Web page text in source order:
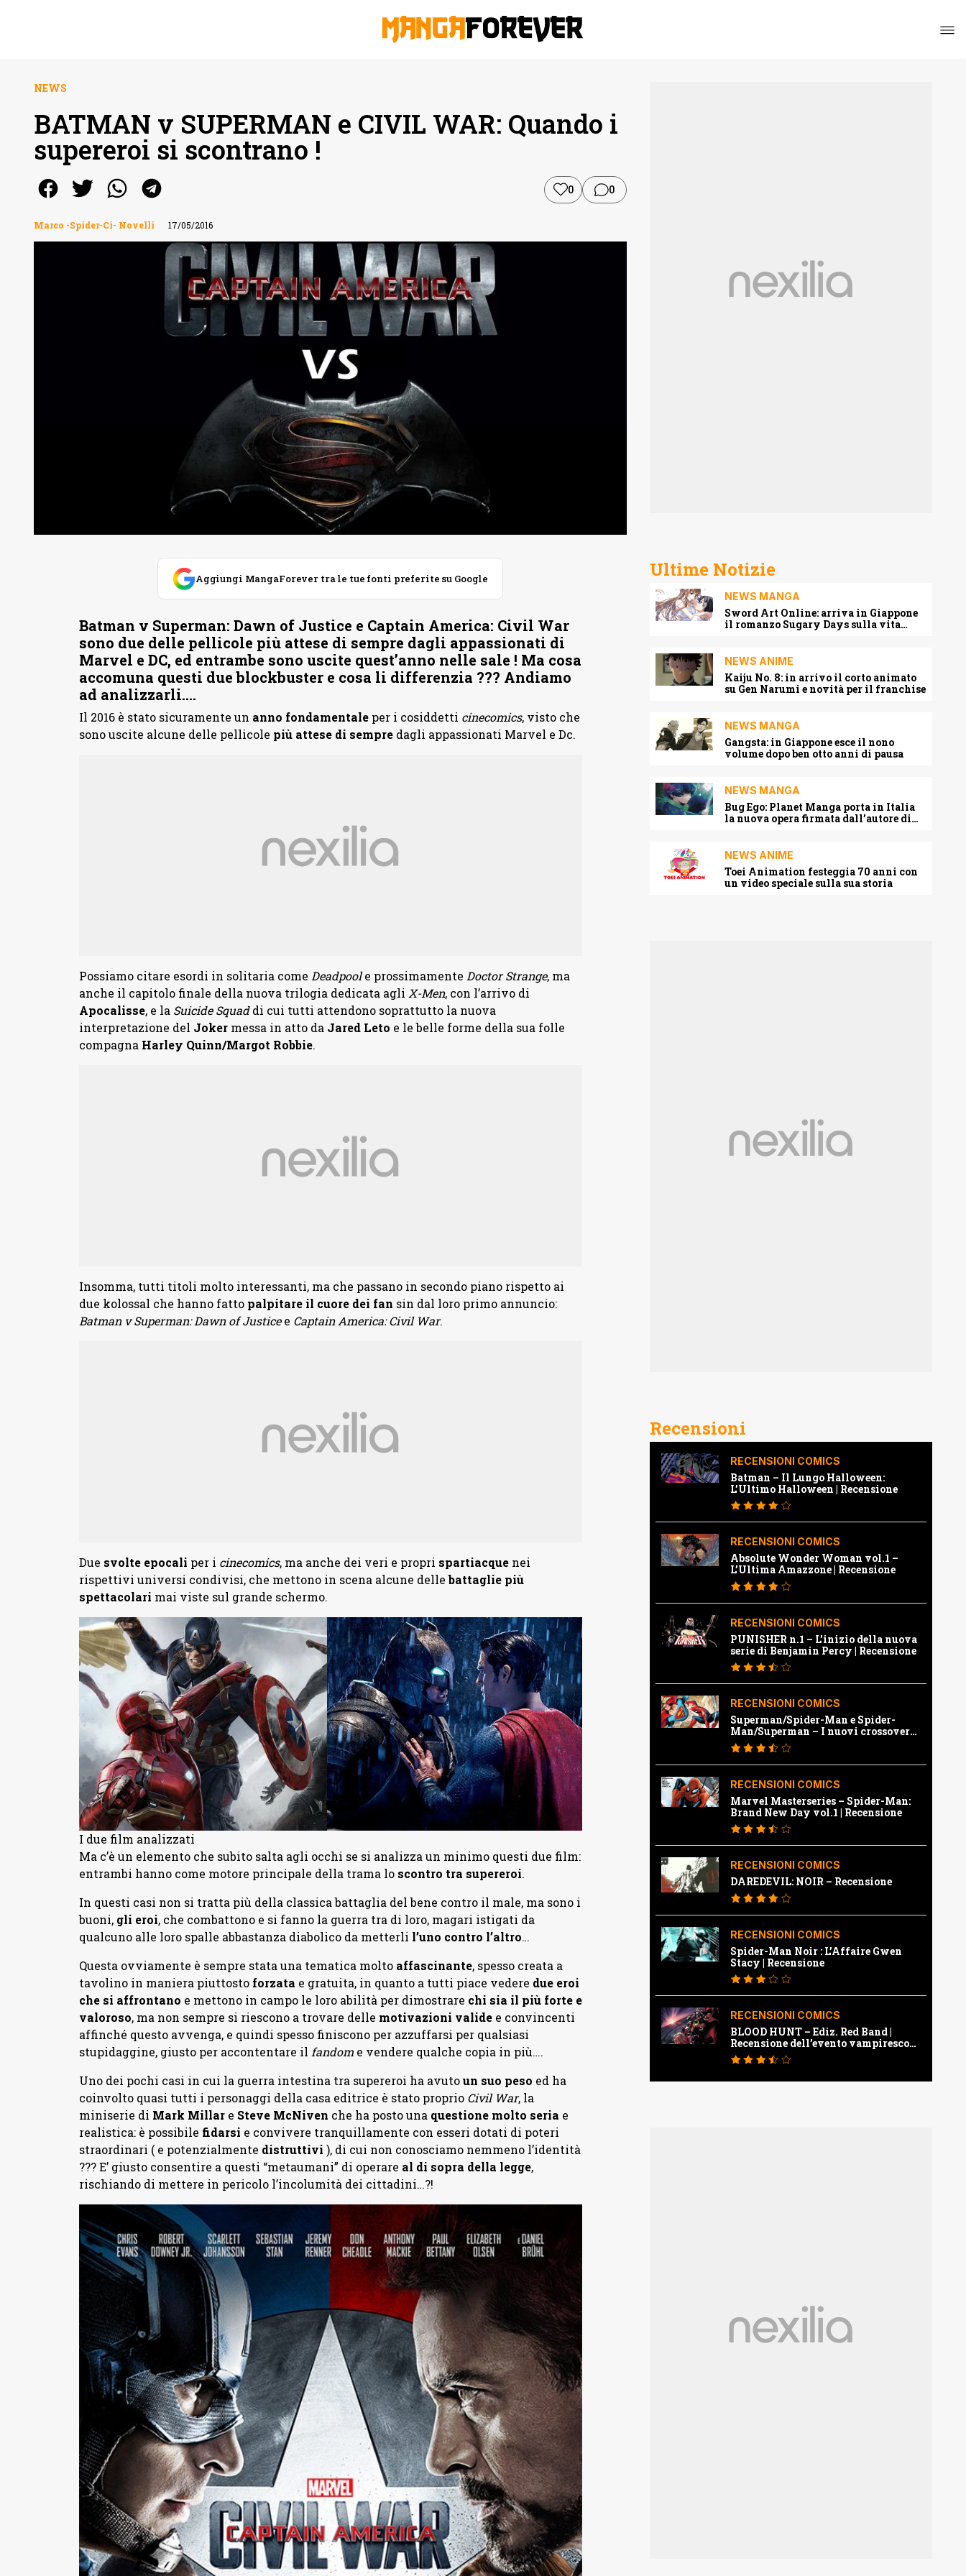
NEWS
BATMAN v SUPERMAN e CIVIL WAR: Quando i
supereroi si scontrano !
0 0
Marco -Spider-Ci- Novelli 17/05/2016
Aggiungi MangaForever tra le tue fonti preferite su Google
Batman v Superman: Dawn of Justice e Captain America: Civil War
sono due delle pellicole più attese di sempre dagli appassionati di
Marvel e DC, ed entrambe sono uscite quest’anno nelle sale ! Ma cosa
accomuna questi due blockbuster e cosa li differenzia ??? Andiamo
ad analizzarli….
Il 2016 è stato sicuramente un anno fondamentale per i cosiddetti cinecomics, visto che
sono uscite alcune delle pellicole più attese di sempre dagli appassionati Marvel e Dc.
Possiamo citare esordi in solitaria come Deadpoole prossimamente Doctor Strange, ma
anche il capitolo finale della nuova trilogia dedicata agli X-Men, con l’arrivo di
Apocalisse, e la Suicide Squaddi cui tutti attendono soprattutto la nuova
interpretazione del Jokermessa in atto da Jared Leto e le belle forme della sua folle
compagna Harley Quinn/Margot Robbie.
Insomma, tutti titoli molto interessanti, ma che passano in secondo piano rispetto ai
due kolossal che hanno fatto palpitare il cuore dei fan sin dal loro primo annuncio:
Batman v Superman: Dawn of Justicee Captain America: Civil War.
Due svolte epocali per i cinecomics, ma anche dei veri e propri spartiacquenei
rispettivi universi condivisi, che mettono in scena alcune dellebattaglie più
spettacolari mai viste sul grande schermo.
I due film analizzati
Ma c’è un elemento che subito salta agli occhi se si analizza un minimo questi due film:
entrambi hanno come motore principale della trama lo scontro tra supereroi.
In questi casi non si tratta più della classica battaglia del bene contro il male, ma sono i
buoni, gli eroi, che combattono e si fanno la guerra tra di loro, magari istigati da
qualcuno alle loro spalle abbastanza diabolico da metterli l’uno contro l’altro…
Questa ovviamente è sempre stata una tematica molto affascinante, spesso creata a
tavolino in maniera piuttostoforzata e gratuita, in quanto a tutti piace vedere due eroi
che si affrontano e mettono in campo le loro abilità per dimostrare chi sia il più forte e
valoroso, ma non sempre si riescono a trovare delle motivazioni validee convincenti
affinché questo avvenga, e quindi spesso finiscono per azzuffarsi per qualsiasi
stupidaggine, giusto per accontentare il fandome vendere qualche copia in più….
Uno dei pochi casi in cui la guerra intestina tra supereroi ha avutoun suo peso ed ha
coinvolto quasi tutti i personaggi della casa editrice è stato proprio Civil War, la
miniserie di Mark Millar e Steve McNiven che ha posto una questione molto seria e
realistica: è possibile fidarsi e convivere tranquillamente con esseri dotati di poteri
straordinari ( e potenzialmente distruttivi ), di cui non conosciamo nemmeno l’identità
??? E’ giusto consentire a questi “metaumani” di operare al di sopra della legge,
rischiando di mettere in pericolo l’incolumità dei cittadini…?!
Ultime Notizie
NEWS MANGA
Sword Art Online: arriva in Giappone
il romanzo Sugary Days sulla vita
NEWS ANIME
Kaiju No. 8: in arrivo il corto animato
su Gen Narumi e novità per il franchise
NEWS MANGA
Gangsta: in Giappone esce il nono
volume dopo ben otto anni di pausa
NEWS MANGA
Bug Ego: Planet Manga porta in Italia
la nuova opera firmata dall’autore di
NEWS ANIME
Toei Animation festeggia 70 anni con
un video speciale sulla sua storia
Recensioni
RECENSIONI COMICS
Batman – Il Lungo Halloween:
L’Ultimo Halloween | Recensione
RECENSIONI COMICS
Absolute Wonder Woman vol.1 –
L’Ultima Amazzone | Recensione
RECENSIONI COMICS
PUNISHER n.1 – L’inizio della nuova
serie di Benjamin Percy | Recensione
RECENSIONI COMICS
Superman/Spider-Man e Spider-
Man/Superman – I nuovi crossover
Marvel e Dc | Recensione
RECENSIONI COMICS
Marvel Masterseries – Spider-Man:
Brand New Day vol.1 | Recensione
RECENSIONI COMICS
DAREDEVIL: NOIR – Recensione
RECENSIONI COMICS
Spider-Man Noir : L’Affaire Gwen
Stacy | Recensione
RECENSIONI COMICS
BLOOD HUNT – Ediz. Red Band |
Recensione dell’evento vampiresco
della Marvel